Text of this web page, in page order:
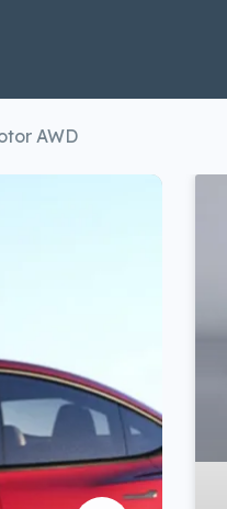
AWD